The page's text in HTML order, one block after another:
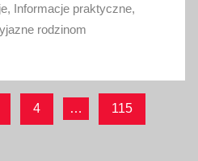
, Informacje praktyczne,
rodzinom
4 … 115